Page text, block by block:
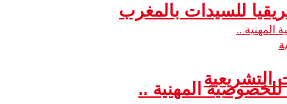
المهنية ..
للسيدات بالمغرب
التشريعية